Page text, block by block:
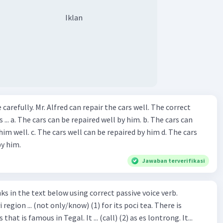
: Last sentence of the last paragraph because it
grasshopper learns something from the ant.
Iklan
cars well. The correct
can
by him d. The cars
him.
Jawaban terverifikasi
that is famous in Tegal. It ... (call) (2) as es lontrong. It...